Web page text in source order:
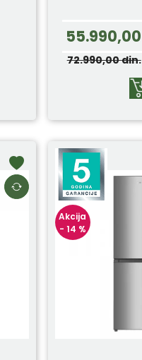
55.990,00
72.990,00din.
Akcija
- 14 %